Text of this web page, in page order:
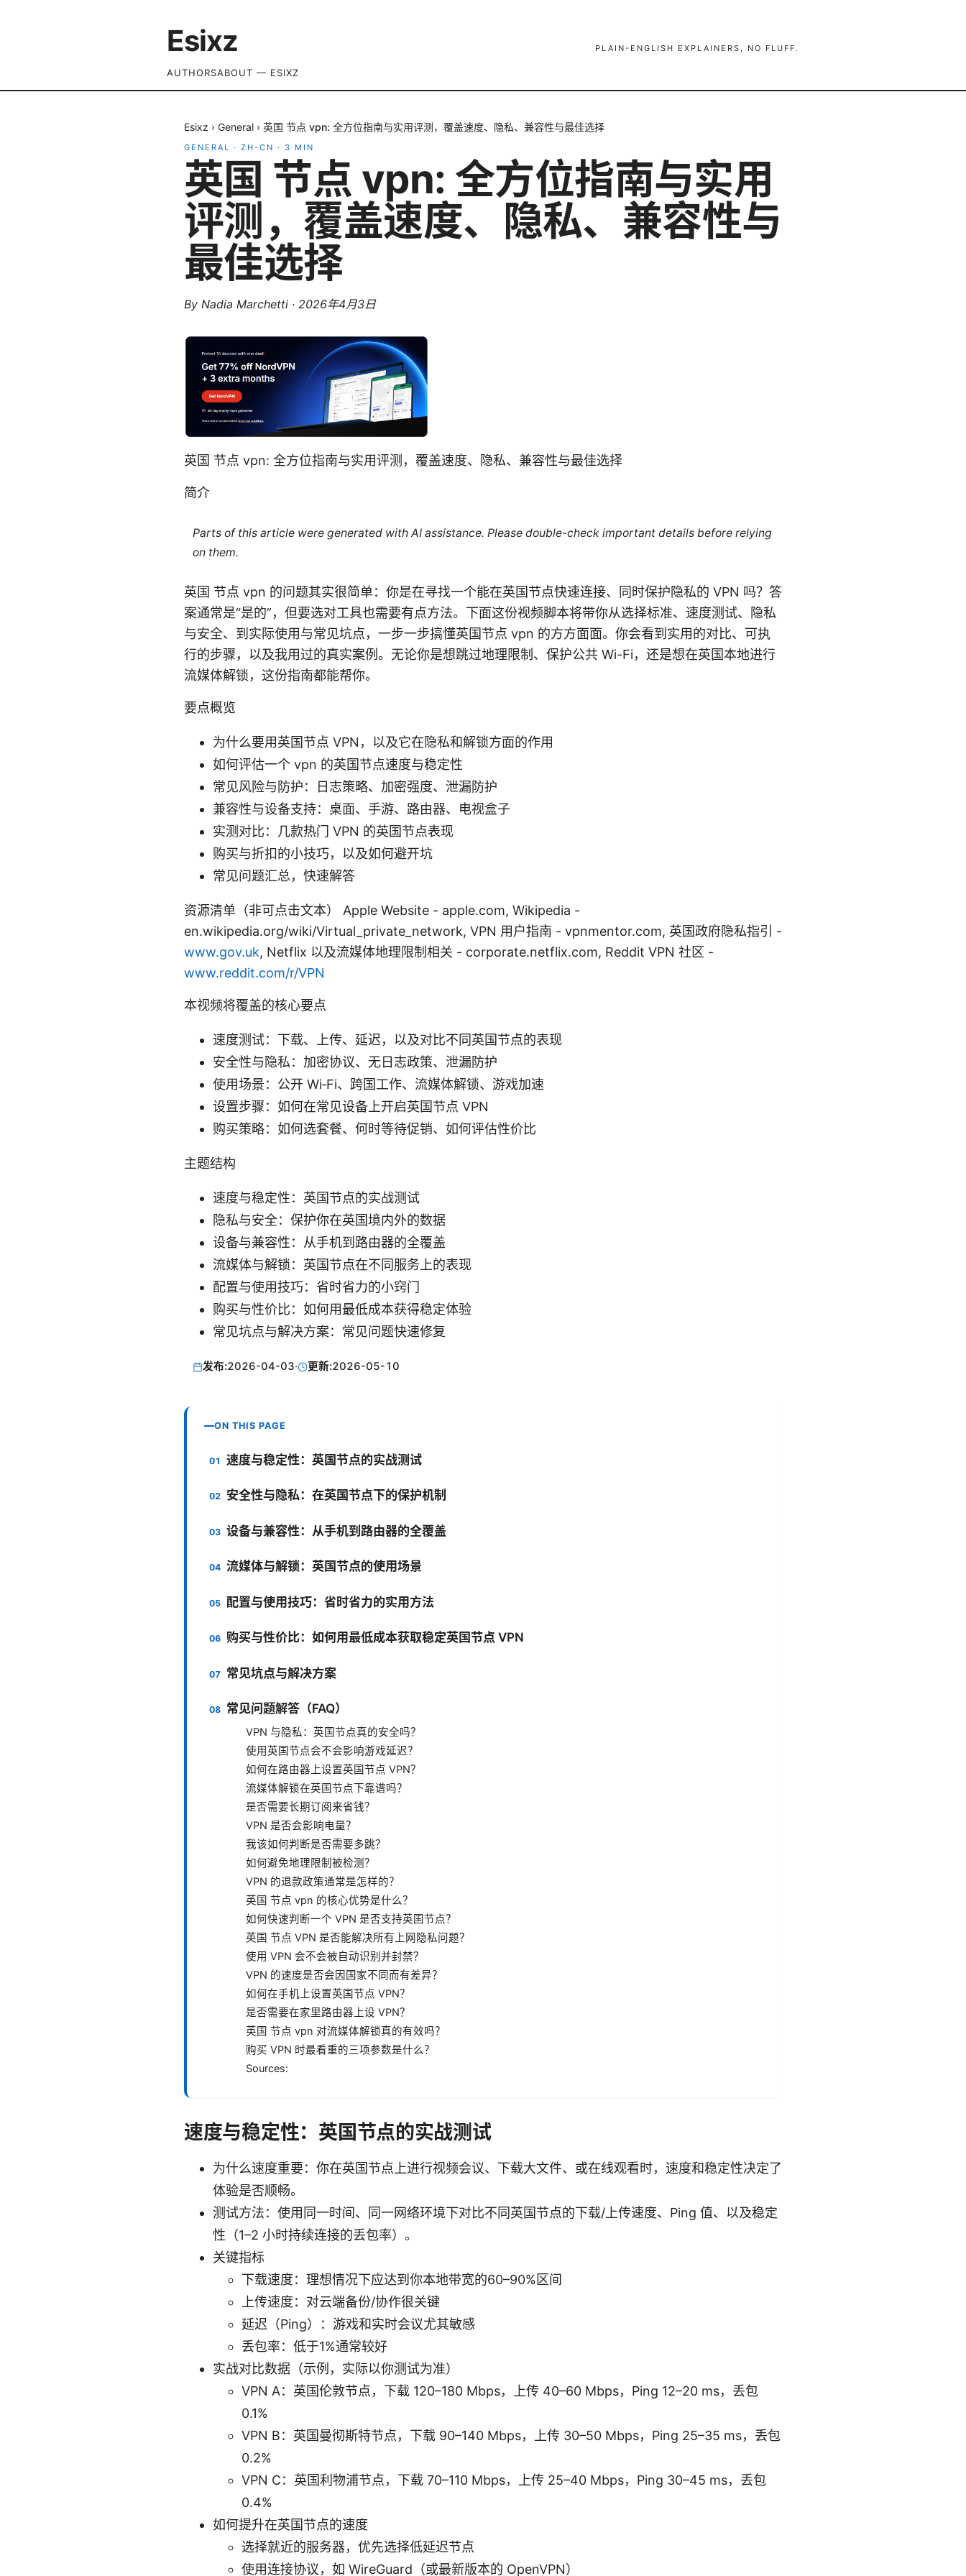
Esixz PLAIN-ENGLISH EXPLAINERS, NO FLUFF.
AUTHORSABOUT — ESIXZ
Esixz › General › 英国 节点 vpn: 全方位指南与实用评测，覆盖速度、隐私、兼容性与最佳选择
GENERAL · ZH-CN · 3 MIN
英国 节点 vpn: 全方位指南与实用
评测，覆盖速度、隐私、兼容性与
最佳选择
By Nadia Marchetti · 2026年4月3日
英国 节点 vpn: 全方位指南与实用评测，覆盖速度、隐私、兼容性与最佳选择
简介
Parts of this article were generated with AI assistance. Please double-check important details before relying
on them.
英国 节点 vpn 的问题其实很简单：你是在寻找一个能在英国节点快速连接、同时保护隐私的 VPN 吗？答
案通常是“是的”，但要选对工具也需要有点方法。下面这份视频脚本将带你从选择标准、速度测试、隐私
与安全、到实际使用与常见坑点，一步一步搞懂英国节点 vpn 的方方面面。你会看到实用的对比、可执
行的步骤，以及我用过的真实案例。无论你是想跳过地理限制、保护公共 Wi-Fi，还是想在英国本地进行
流媒体解锁，这份指南都能帮你。
要点概览
为什么要用英国节点 VPN，以及它在隐私和解锁方面的作用
如何评估一个 vpn 的英国节点速度与稳定性
常见风险与防护：日志策略、加密强度、泄漏防护
兼容性与设备支持：桌面、手游、路由器、电视盒子
实测对比：几款热门 VPN 的英国节点表现
购买与折扣的小技巧，以及如何避开坑
常见问题汇总，快速解答
资源清单（非可点击文本） Apple Website - apple.com, Wikipedia -
en.wikipedia.org/wiki/Virtual_private_network, VPN 用户指南 - vpnmentor.com, 英国政府隐私指引 -
www.gov.uk, Netflix 以及流媒体地理限制相关 - corporate.netflix.com, Reddit VPN 社区 -
www.reddit.com/r/VPN
本视频将覆盖的核心要点
速度测试：下载、上传、延迟，以及对比不同英国节点的表现
安全性与隐私：加密协议、无日志政策、泄漏防护
使用场景：公开 Wi‑Fi、跨国工作、流媒体解锁、游戏加速
设置步骤：如何在常见设备上开启英国节点 VPN
购买策略：如何选套餐、何时等待促销、如何评估性价比
主题结构
速度与稳定性：英国节点的实战测试
隐私与安全：保护你在英国境内外的数据
设备与兼容性：从手机到路由器的全覆盖
流媒体与解锁：英国节点在不同服务上的表现
配置与使用技巧：省时省力的小窍门
购买与性价比：如何用最低成本获得稳定体验
常见坑点与解决方案：常见问题快速修复
发布:2026-04-03· 更新:2026-05-10
ON THIS PAGE
速度与稳定性：英国节点的实战测试
安全性与隐私：在英国节点下的保护机制
设备与兼容性：从手机到路由器的全覆盖
流媒体与解锁：英国节点的使用场景
配置与使用技巧：省时省力的实用方法
购买与性价比：如何用最低成本获取稳定英国节点 VPN
常见坑点与解决方案
常见问题解答（FAQ）
VPN 与隐私：英国节点真的安全吗？
使用英国节点会不会影响游戏延迟？
如何在路由器上设置英国节点 VPN？
流媒体解锁在英国节点下靠谱吗？
是否需要长期订阅来省钱？
VPN 是否会影响电量？
我该如何判断是否需要多跳？
如何避免地理限制被检测？
VPN 的退款政策通常是怎样的？
英国 节点 vpn 的核心优势是什么？
如何快速判断一个 VPN 是否支持英国节点？
英国 节点 VPN 是否能解决所有上网隐私问题？
使用 VPN 会不会被自动识别并封禁？
VPN 的速度是否会因国家不同而有差异？
如何在手机上设置英国节点 VPN？
是否需要在家里路由器上设 VPN？
英国 节点 vpn 对流媒体解锁真的有效吗？
购买 VPN 时最看重的三项参数是什么？
Sources:
速度与稳定性：英国节点的实战测试
为什么速度重要：你在英国节点上进行视频会议、下载大文件、或在线观看时，速度和稳定性决定了
体验是否顺畅。
测试方法：使用同一时间、同一网络环境下对比不同英国节点的下载/上传速度、Ping 值、以及稳定
性（1–2 小时持续连接的丢包率）。
关键指标
下载速度：理想情况下应达到你本地带宽的60–90%区间
上传速度：对云端备份/协作很关键
延迟（Ping）：游戏和实时会议尤其敏感
丢包率：低于1%通常较好
实战对比数据（示例，实际以你测试为准）
VPN A：英国伦敦节点，下载 120–180 Mbps，上传 40–60 Mbps，Ping 12–20 ms，丢包
0.1%
VPN B：英国曼彻斯特节点，下载 90–140 Mbps，上传 30–50 Mbps，Ping 25–35 ms，丢包
0.2%
VPN C：英国利物浦节点，下载 70–110 Mbps，上传 25–40 Mbps，Ping 30–45 ms，丢包
0.4%
如何提升在英国节点的速度
选择就近的服务器，优先选择低延迟节点
使用连接协议，如 WireGuard（或最新版本的 OpenVPN）